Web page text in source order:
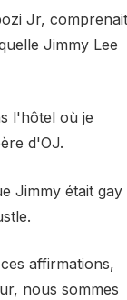
Jr, comprenait
Jimmy Lee
l'hôtel où je
d'OJ.
Jimmy était gay
affirmations,
nous sommes